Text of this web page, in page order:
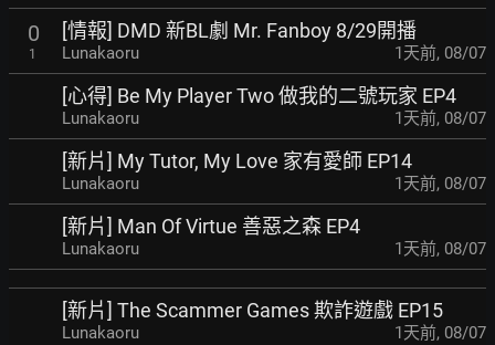
0
1
[情報] DMD 新BL劇 Mr. Fanboy 8/29開播
Lunakaoru 1天前, 08/07
[心得] Be My Player Two 做我的二號玩家 EP4
Lunakaoru 1天前, 08/07
[新片] My Tutor, My Love 家有愛師 EP14
Lunakaoru 1天前, 08/07
[新片] Man Of Virtue 善惡之森 EP4
Lunakaoru 1天前, 08/07
[新片] The Scammer Games 欺詐遊戲 EP15
Lunakaoru 1天前, 08/07